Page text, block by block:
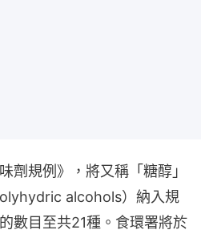
劑規例》，將又稱「糖醇」
alcohols）納入規
數目至共21種。食環署將於